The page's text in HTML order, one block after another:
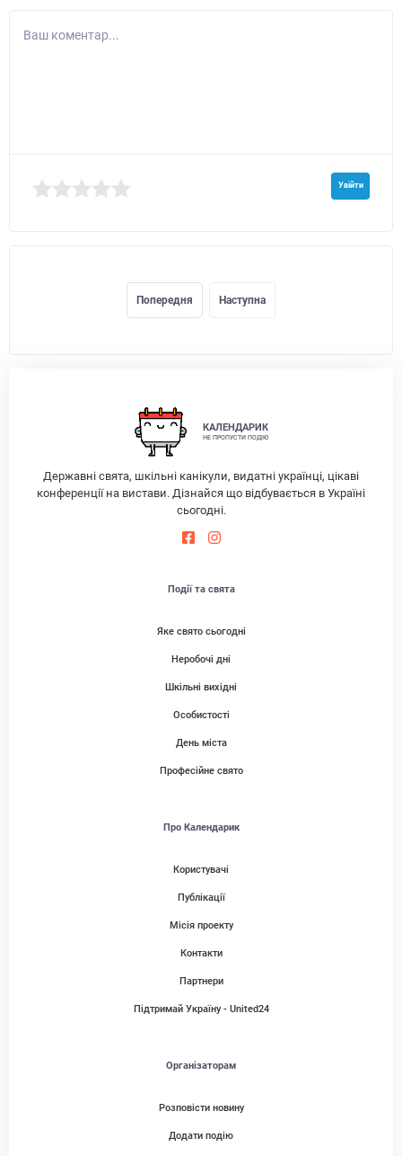
Ваш коментар...
Увійти
Попередня Наступна
КАЛЕНДАРИК
НЕ ПРОПУСТИ ПОДІЮ
Державні свята, шкільні канікули, видатні українці, цікаві
конференції на вистави. Дізнайся що відбувається в Україні
сьогодні.
Події та свята
Яке свято сьогодні
Неробочі дні
Шкільні вихідні
Особистості
День міста
Професійне свято
Про Календарик
Користувачі
Публікації
Місія проекту
Контакти
Партнери
Підтримай Україну - United24
Організаторам
Розповісти новину
Додати подію